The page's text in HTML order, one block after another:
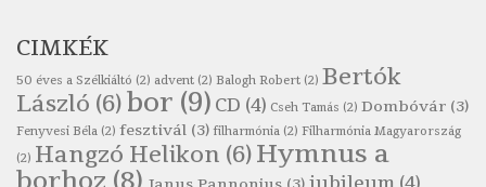
Szélkiáltó
Robert Burns: Árpa Jankó
Szélkiáltó
Robert Burns: Most hoci a számlát
Szélkiáltó
CIMKÉK
50 éves a Szélkiáltó (2) advent (2) Balogh Robert (2) Bertók
László (6)bor (9) CD (4) Cseh Tamás (2) Dombóvár (3)
Fenyvesi Béla (2) fesztivál (3) filharmónia (2) Filharmónia Magyarország
(2) Hangzó Helikon (6)Hymnus a